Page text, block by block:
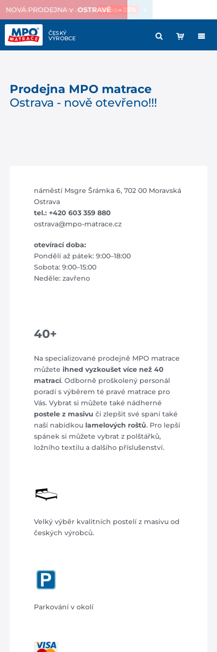
Vysoce prodyšná matrace sleva -35% »
Prodejna MPO matrace
Ostrava - nově otevřeno!!!
náměstí Msgre Šrámka 6, 702 00 Moravská
Ostrava
tel.: +420 603 359 880
ostrava@mpo-matrace.cz
otevírací doba:
Pondělí až pátek: 9:00–18:00
Sobota: 9:00–15:00
Neděle: zavřeno
40+
Na specializované prodejně MPO matrace
můžete ihned vyzkoušet více než 40
matrací. Odborně proškolený personál
poradí s výběrem té pravé matrace pro
Vás. Vybrat si můžete také nádherné
postele z masivu či zlepšit své spaní také
naší nabídkou lamelových roštů. Pro lepší
spánek si můžete vybrat z polštářků,
ložního textilu a dalšího příslušenství.
Velký výběr kvalitních postelí z masivu od
českých výrobců.
Parkování v okolí